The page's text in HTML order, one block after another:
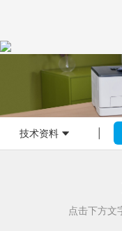
技术资料
点击下方文